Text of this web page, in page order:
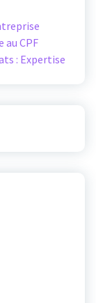
CPF
: Expertise